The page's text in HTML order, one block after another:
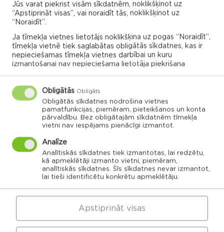
Noklikšķini uz pagasta vai apvienības kartes, lai
izpētītu vairāk
APVIENĪBU PĀRVALDES
Dricānu apvienības
pārvalde
Nagļu pagasts
Rikavas
Kantinieku
pagasts
pagasts Ozolmuižas
pagasts
Stružānu
Dricānu
Nautrēnu
pagasts
Ilzeskalna
Vērēmu
pagasts
pagasts
Viļānu pagasts
Dekšāres
Jūs varat piekrist visām sīkdatnēm, noklikšķinot uz
“Apstiprināt visas”, vai noraidīt tās, noklikšķinot uz
“Noraidīt”.
Ja tīmekļa vietnes lietotājs noklikšķina uz pogas “Noraidīt”,
tīmekļa vietnē tiek saglabātas obligātās sīkdatnes, kas ir
nepieciešamas tīmekļa vietnes darbībai un kuru
izmantošanai nav nepieciešama lietotāja piekrišana
Obligātās Obligāts
Obligātās sīkdatnes nodrošina vietnes
pamatfunkcijas, piemēram, pieteikšanos un konta
pārvaldību. Bez obligātajām sīkdatnēm tīmekļa
vietni nav iespējams pienācīgi izmantot.
Analīze
Analītiskās sīkdatnes tiek izmantotas, lai redzētu,
kā apmeklētāji izmanto vietni, piemēram,
analītiskās sīkdatnes. Šīs sīkdatnes nevar izmantot,
lai tieši identificētu konkrētu apmeklētāju.
Apstiprināt visas